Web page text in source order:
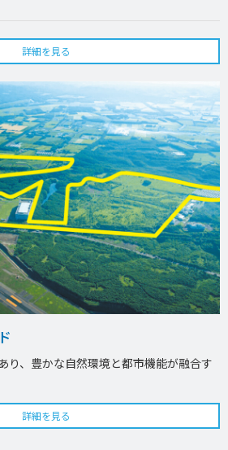
詳細を見る
り、豊かな自然環境と都市機能が融合す
詳細を見る